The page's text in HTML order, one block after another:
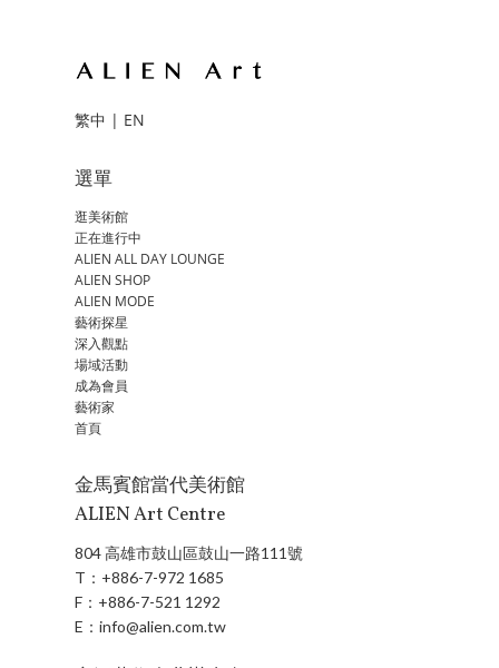
繁中 | EN
選單
逛美術館
正在進行中
ALIEN ALL DAY LOUNGE
ALIEN SHOP
ALIEN MODE
藝術探星
深入觀點
場域活動
成為會員
藝術家
首頁
金馬賓館當代美術館
ALIEN Art Centre
804 高雄市鼓山區鼓山一路111號
T： +886-7-972 1685
F： +886-7-521 1292
E：info@alien.com.tw